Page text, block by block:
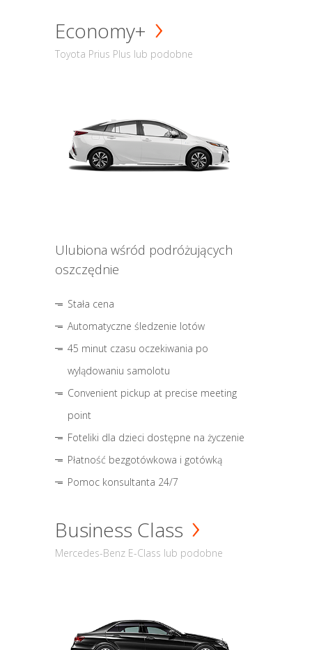
Economy+
Toyota Prius Plus lub podobne
Ulubiona wśród podróżujących
oszczędnie
Stała cena
Automatyczne śledzenie lotów
45 minut czasu oczekiwania po
wylądowaniu samolotu
Convenient pickup at precise meeting
point
Foteliki dla dzieci dostępne na życzenie
Płatność bezgotówkowa i gotówką
Pomoc konsultanta 24/7
Business Class
Mercedes-Benz E-Class lub podobne